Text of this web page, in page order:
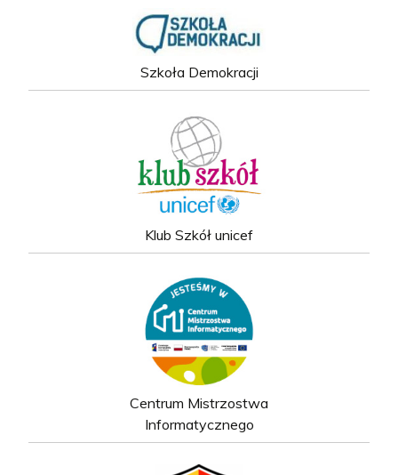
Szkoła Demokracji
Klub Szkół unicef
Centrum Mistrzostwa
Informatycznego